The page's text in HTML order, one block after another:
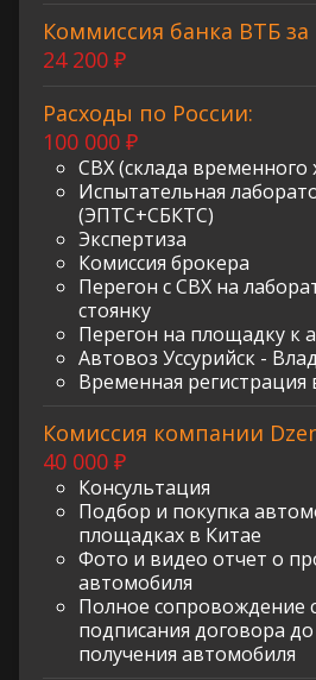
Коммиссия банка ВТБ за
24 200 ₽
Расходы по России:
100 000 ₽
СВХ (склада временного
Испытательная
(ЭПТС+СБКТС)
Экспертиза
Комиссия брокера
Перегон с СВХ на
стоянку
Перегон на площадку к
Автовоз Уссурийск -
Временная регистрация
Комиссия компании
40 000 ₽
Консультация
Подбор и покупка
площадках в Китае
Фото и видео отчет о
автомобиля
Полное сопровождение
подписания договора
получения автомобиля